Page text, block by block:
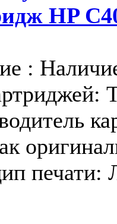
HP
:
печати: